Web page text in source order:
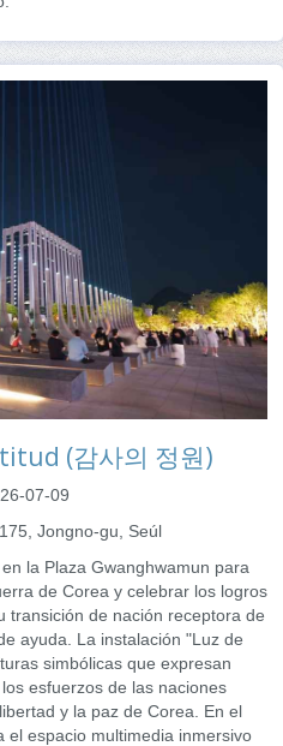
(감사의 정원)
07-09
Jongno-gu, Seúl
la Plaza Gwanghwamun para
de Corea y celebrar los logros
transición de nación receptora de
ayuda. La instalación "Luz de
simbólicas que expresan
esfuerzos de las naciones
y la paz de Corea. En el
el espacio multimedia inmersivo